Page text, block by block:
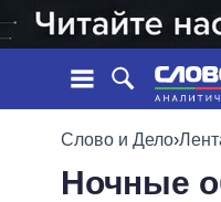
ЛЕНТА
Слово и Дело›
Ночные